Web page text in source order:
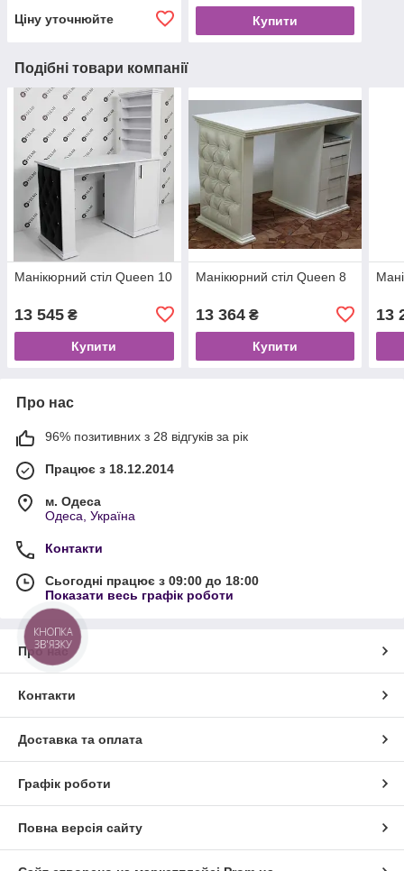
Ціну уточнюйте Купити
Подібні товари компанії
Манікюрний стіл Queen 10
13 545 ₴
Купити
Манікюрний стіл Queen 8
13 364₴
Купити
13
Про нас
96% позитивних з 28 відгуків за рік
Працює з 18.12.2014
м. Одеса
Одеса, Україна
Контакти
Сьогодні працює з 09:00 до 18:00
Показати весь графік роботи
Про нас
Контакти
Доставка та оплата
Графік роботи
Повна версія сайту
КНОПКА
ЗВ'ЯЗКУ